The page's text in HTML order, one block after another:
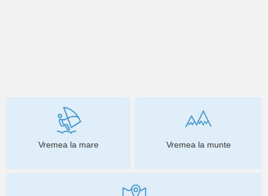
Vremea la mare Vremea la munte